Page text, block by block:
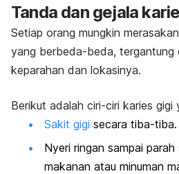
Tanda dan gejala
Setiap orang mungkin
yang berbeda-beda, tergantung
keparahan dan lokasinya.
Berikut adalah ciri-ciri karies gigi
Sakit gigi secara tiba-tiba.
Nyeri ringan sampai
makanan atau minuman